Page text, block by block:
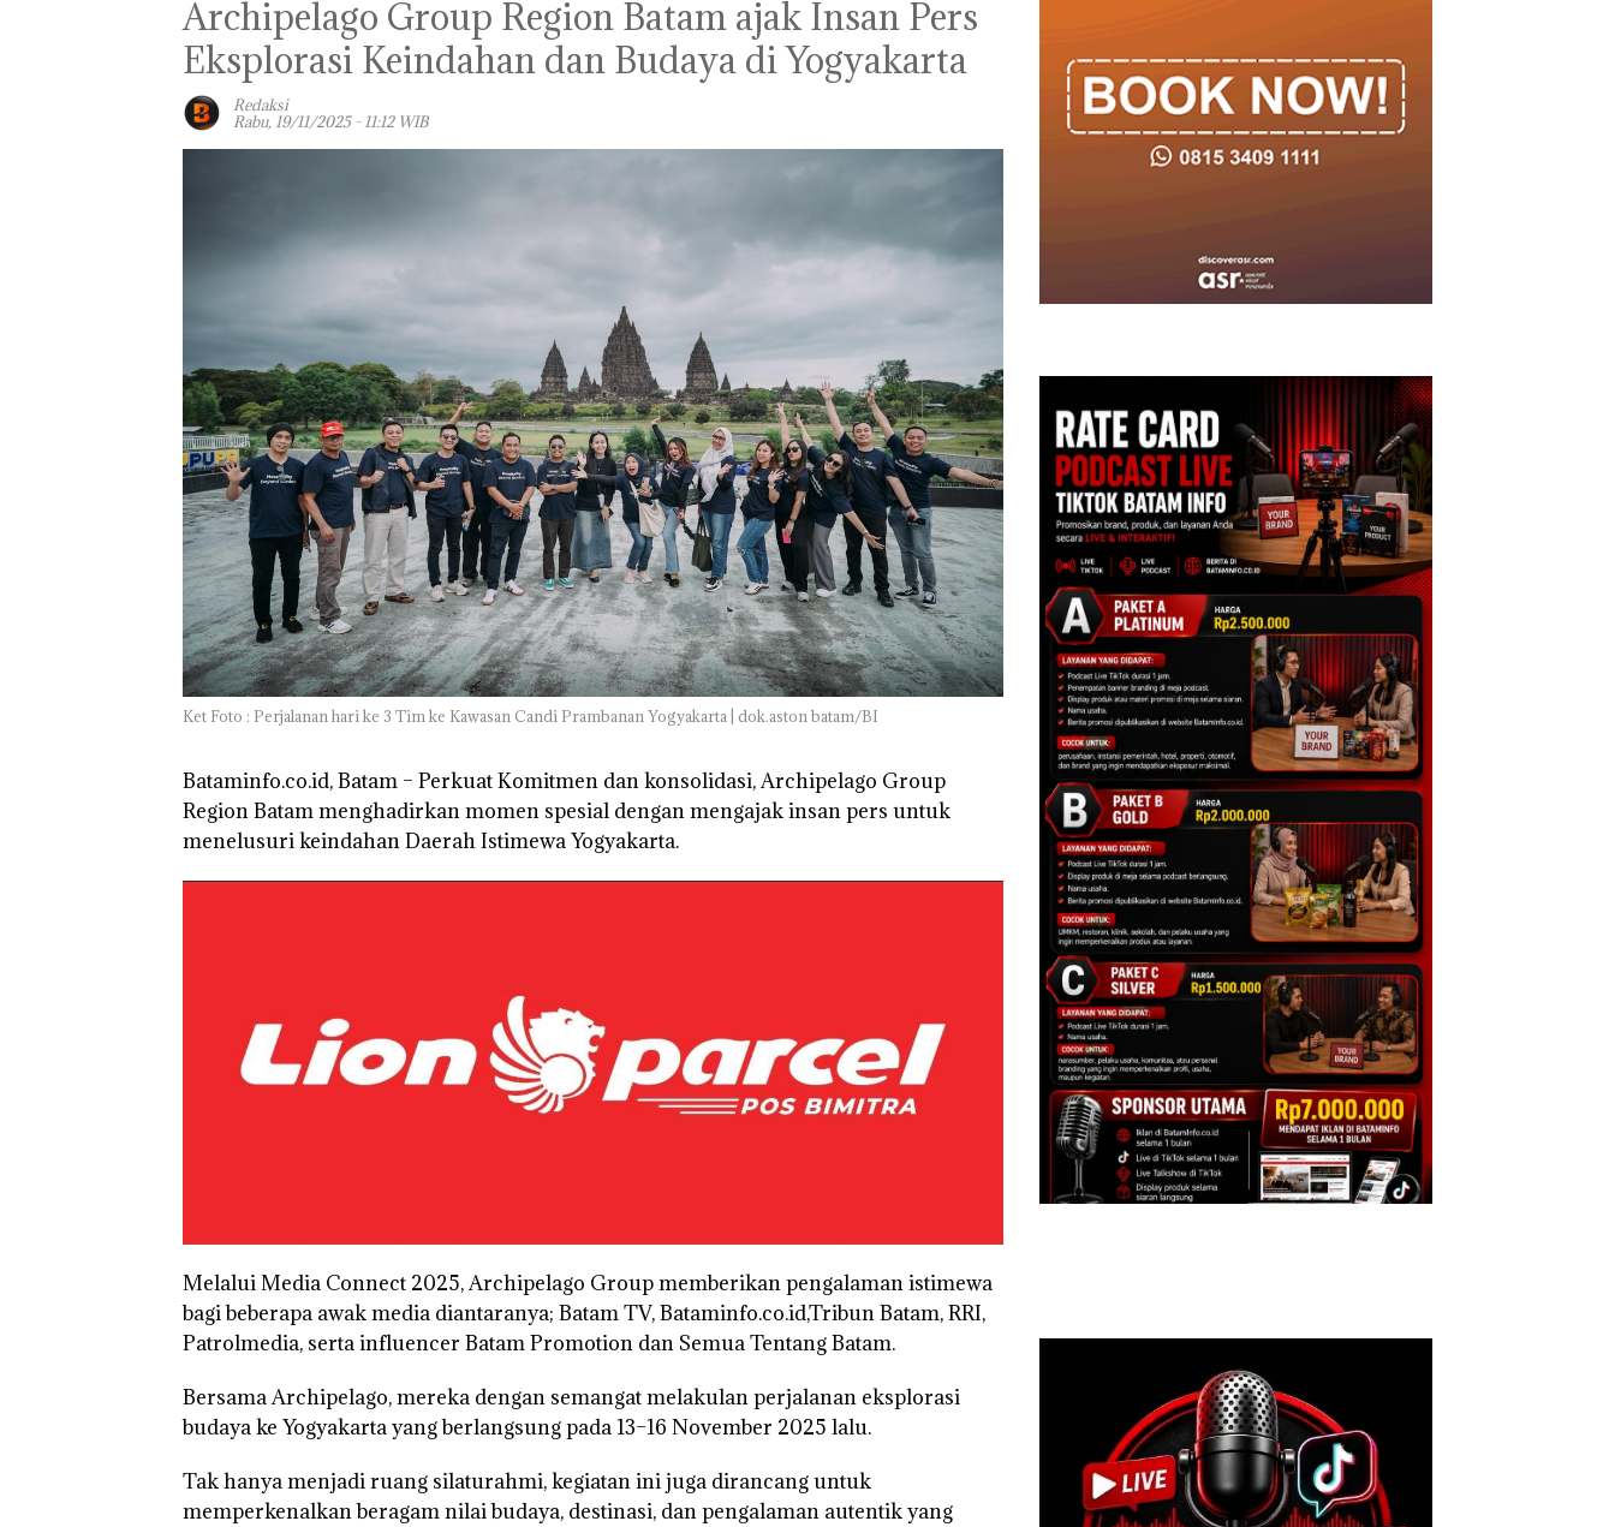
Archipelago Group Region Batam ajak Insan Pers
Eksplorasi Keindahan dan Budaya di Yogyakarta
Redaksi
Rabu, 19/11/2025 - 11:12 WIB
Ket Foto : Perjalanan hari ke 3 Tim ke Kawasan Candi Prambanan Yogyakarta | dok.aston batam/BI
Bataminfo.co.id, Batam – Perkuat Komitmen dan konsolidasi, Archipelago Group
Region Batam menghadirkan momen spesial dengan mengajak insan pers untuk
menelusuri keindahan Daerah Istimewa Yogyakarta.
Melalui Media Connect 2025, Archipelago Group memberikan pengalaman istimewa
bagi beberapa awak media diantaranya; Batam TV, Bataminfo.co.id,Tribun Batam, RRI,
Patrolmedia, serta influencer Batam Promotion dan Semua Tentang Batam.
Bersama Archipelago, mereka dengan semangat melakulan perjalanan eksplorasi
budaya ke Yogyakarta yang berlangsung pada 13–16 November 2025 lalu.
Tak hanya menjadi ruang silaturahmi, kegiatan ini juga dirancang untuk
memperkenalkan beragam nilai budaya, destinasi, dan pengalaman autentik yang